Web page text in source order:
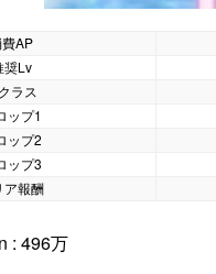
AP
奨Lv
ラス
ップ1
ップ2
ップ3
ア報酬
: 496万